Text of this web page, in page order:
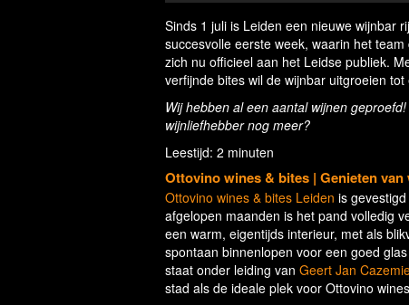
Sinds 1 juli is Leiden een nieuwe wijnbar
succesvolle eerste week, waarin het
zich nu officieel aan het Leidse publiek.
verfijnde bites wil de wijnbar uitgroeien
Wij hebben al een aantal wijnen
wijnliefhebber nog meer?
Leestijd: 2 minuten
Ottovino wines & bites | Genieten
Ottovino wines & bites Leiden is
afgelopen maanden is het pand volledig
een warm, eigentijds interieur, met als
spontaan binnenlopen voor een goed
staat onder leiding van Geert Jan
stad als de ideale plek voor Ottovino